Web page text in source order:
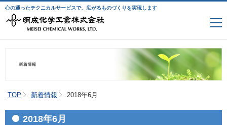
心の通ったテクニカルサービスで、広がるものづくりを実現します
TOP 新着情報 2018年6月
2018年6月